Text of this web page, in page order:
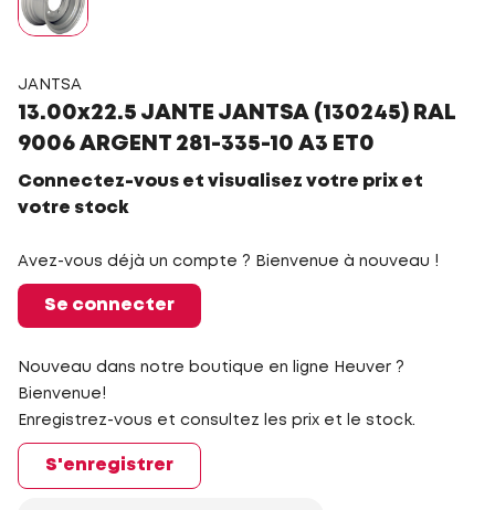
JANTSA
13.00x22.5 JANTE JANTSA (130245) RAL
9006 ARGENT 281-335-10 A3 ET0
Connectez-vous et visualisez votre prix et
votre stock
Avez-vous déjà un compte ? Bienvenue à nouveau !
Se connecter
Nouveau dans notre boutique en ligne Heuver ?
Bienvenue!
Enregistrez-vous et consultez les prix et le stock.
S'enregistrer